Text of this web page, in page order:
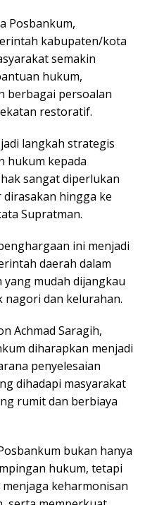
Posbankum,
kabupaten/kota
semakin
hukum,
berbagai persoalan
restoratif.
langkah strategis
hukum kepada
sangat diperlukan
hingga ke
Supratman.
ini menjadi
daerah dalam
mudah dijangkau
nagori dan kelurahan.
Achmad Saragih,
diharapkan menjadi
penyelesaian
dihadapi masyarakat
rumit dan berbiaya
bukan hanya
hukum, tetapi
keharmonisan